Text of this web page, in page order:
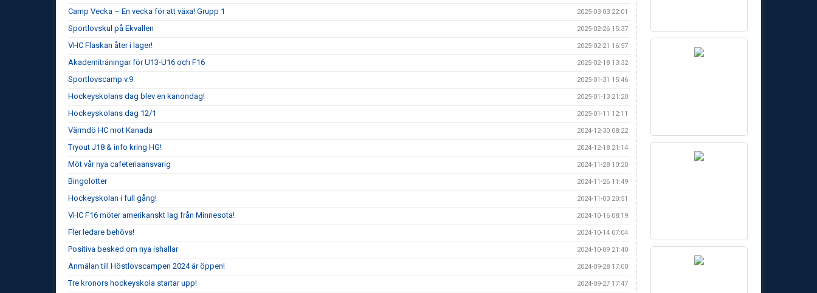
Camp Vecka – En vecka för att växa! Grupp 1 2025-03-03 22:01
Sportlovskul på Ekvallen 2025-02-26 15:37
VHC Flaskan åter i lager! 2025-02-21 16:57
Akademiträningar för U13-U16 och F16 2025-02-18 13:32
Sportlovscamp v.9 2025-01-31 15:46
Hockeyskolans dag blev en kanondag! 2025-01-13 21:20
Hockeyskolans dag 12/1 2025-01-11 12:11
Värmdö HC mot Kanada 2024-12-30 08:22
Tryout J18 & info kring HG! 2024-12-18 21:14
Möt vår nya cafeteriaansvarig 2024-11-28 10:20
Bingolotter 2024-11-26 11:49
Hockeyskolan i full gång! 2024-11-03 20:51
VHC F16 möter amerikanskt lag från Minnesota! 2024-10-16 08:19
Fler ledare behövs! 2024-10-14 07:04
Positiva besked om nya ishallar 2024-10-09 21:40
Anmälan till Höstlovscampen 2024 är öppen! 2024-09-28 17:00
Tre kronors hockeyskola startar upp! 2024-09-27 17:47